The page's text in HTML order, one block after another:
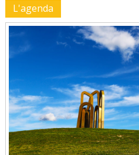
L'agenda